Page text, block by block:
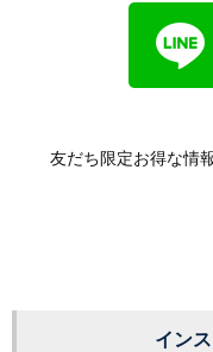
友だち限定お得な情
イン